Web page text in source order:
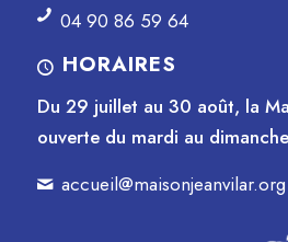
04 90 86 59 64
HORAIRES
Du 29 juillet au 30 août, la
ouverte du mardi au
accueil@maisonjeanvilar.org